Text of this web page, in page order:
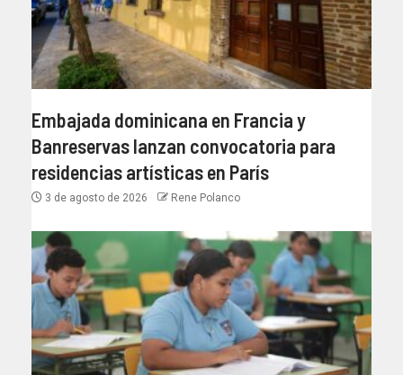
Embajada dominicana en Francia y
Banreservas lanzan convocatoria para
residencias artísticas en París
3 de agosto de 2026 Rene Polanco